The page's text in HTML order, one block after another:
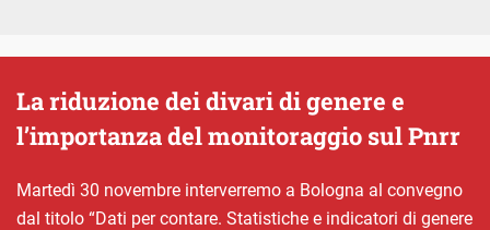
La riduzione dei divari di genere e
l’importanza del monitoraggio sul Pnrr
Martedì 30 novembre interverremo a Bologna al convegno
dal titolo “Dati per contare. Statistiche e indicatori di genere